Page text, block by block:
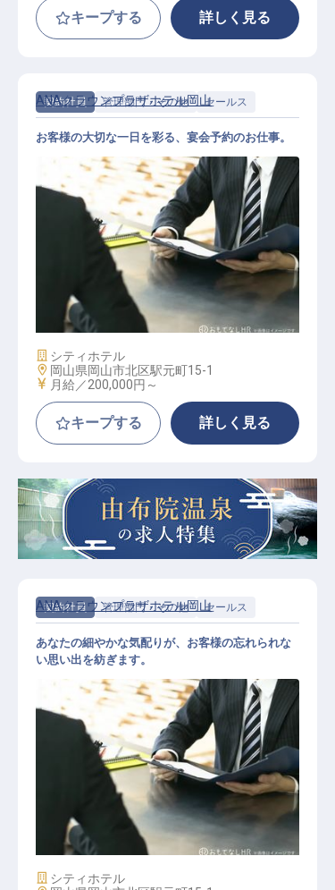
キープする 詳しく見る
契約社員 管理部門・その他 セールス
宴会予約
ANAクラウンプラザホテル岡山
お客様の大切な一日を彩る、宴会予約のお仕事。
施設業態
シティホテル
勤務地
岡山県岡山市北区駅元町15-1
給与
月給／200,000円～
キープする 詳しく見る
契約社員 管理部門・その他 セールス
宴会予約
ANAクラウンプラザホテル岡山
あなたの細やかな気配りが、お客様の忘れられな
い思い出を紡ぎます。
施設業態
シティホテル